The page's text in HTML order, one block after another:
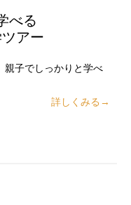
べる
アー
親子でしっかりと学べ
詳しくみる→